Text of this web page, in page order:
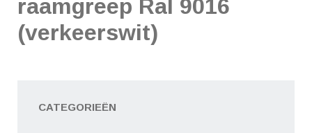
raamgreep Ral 9016
(verkeerswit)
CATEGORIEËN